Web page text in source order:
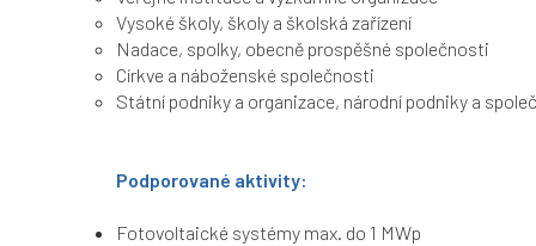
Vysoké školy, školy a školská zařízení
Nadace, spolky, obecně prospěšné společnosti
Církve a náboženské společnosti
Státní podniky a organizace, národní podniky a
Podporované aktivity:
Fotovoltaické systémy max. do 1 MWp